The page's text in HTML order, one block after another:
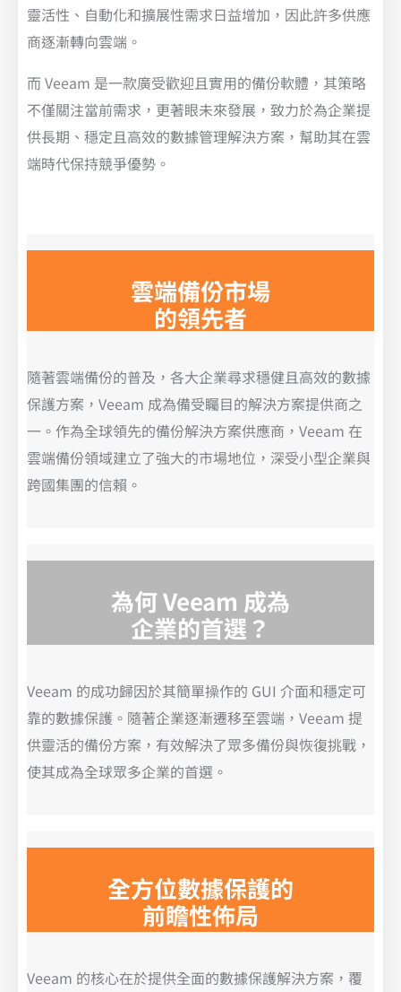
靈活性、自動化和擴展性需求日益增加，因此許多供應
商逐漸轉向雲端。
而 Veeam 是一款廣受歡迎且實用的備份軟體，其策略
不僅關注當前需求，更著眼未來發展，致力於為企業提
供長期、穩定且高效的數據管理解決方案，幫助其在雲
端時代保持競爭優勢。
雲端備份市場
的領先者
隨著雲端備份的普及，各大企業尋求穩健且高效的數據
保護方案，Veeam 成為備受矚目的解決方案提供商之
一。作為全球領先的備份解決方案供應商，Veeam 在
雲端備份領域建立了強大的市場地位，深受小型企業與
跨國集團的信賴。
為何 Veeam 成為
企業的首選？
Veeam 的成功歸因於其簡單操作的 GUI 介面和穩定可
靠的數據保護。隨著企業逐漸遷移至雲端，Veeam 提
供靈活的備份方案，有效解決了眾多備份與恢復挑戰，
使其成為全球眾多企業的首選。
全方位數據保護的
前瞻性佈局
Veeam 的核心在於提供全面的數據保護解決方案，覆